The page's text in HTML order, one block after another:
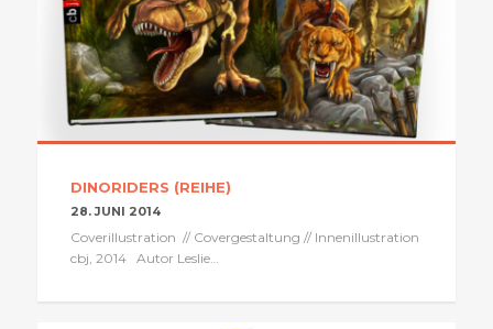
DINORIDERS (REIHE)
28. JUNI 2014
Coverillustration // Covergestaltung // Innenillustration
cbj, 2014 Autor Leslie…